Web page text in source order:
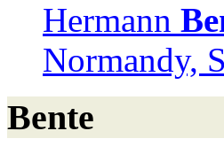
Hermann
Normandy,
Bente